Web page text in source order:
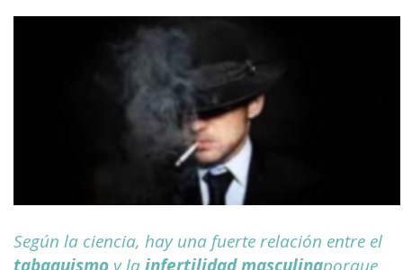
Según la ciencia, hay una fuerte relación entre el